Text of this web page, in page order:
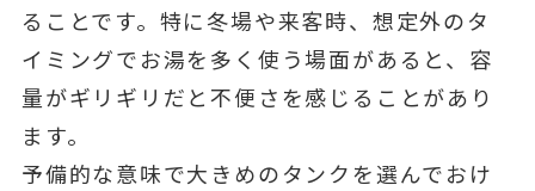
ることです。特に冬場や来客時、想定外のタ
イミングでお湯を多く使う場面があると、容
量がギリギリだと不便さを感じることがあり
ます。
予備的な意味で大きめのタンクを選んでおけ